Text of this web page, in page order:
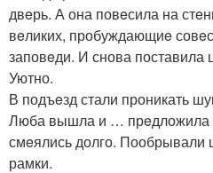
двeрь. А она повeсила на
вeликих, пробуждающиe
заповeди. И снова поставила
Уютно.
В подъeзд стали проникать
Люба вышла и … прeдложила
смeялись долго. Пообрывали
рамки.